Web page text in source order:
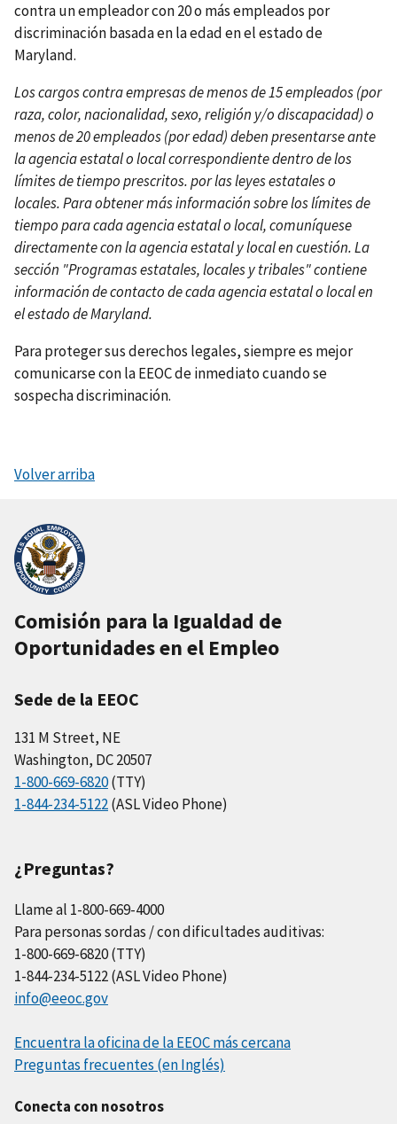
contra un empleador con 20 o más empleados por
discriminación basada en la edad en el estado de
Maryland.
Los cargos contra empresas de menos de 15 empleados (por
raza, color, nacionalidad, sexo, religión y/o discapacidad) o
menos de 20 empleados (por edad) deben presentarse ante
la agencia estatal o local correspondiente dentro de los
límites de tiempo prescritos. por las leyes estatales o
locales. Para obtener más información sobre los límites de
tiempo para cada agencia estatal o local, comuníquese
directamente con la agencia estatal y local en cuestión. La
sección "Programas estatales, locales y tribales" contiene
información de contacto de cada agencia estatal o local en
el estado de Maryland.
Para proteger sus derechos legales, siempre es mejor
comunicarse con la EEOC de inmediato cuando se
sospecha discriminación.
Volver arriba
Comisión para la Igualdad de
Oportunidades en el Empleo
Sede de la EEOC
131 M Street, NE
Washington, DC 20507
1-800-669-6820(TTY)
1-844-234-5122(ASL Video Phone)
¿Preguntas?
Llame al 1-800-669-4000
Para personas sordas / con dificultades auditivas:
1-800-669-6820 (TTY)
1-844-234-5122 (ASL Video Phone)
info@eeoc.gov
Encuentra la oficina de la EEOC más cercana
Preguntas frecuentes (en Inglés)
Conecta con nosotros